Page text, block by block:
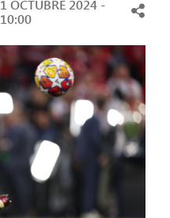
1 OCTUBRE 2024 -
10:00